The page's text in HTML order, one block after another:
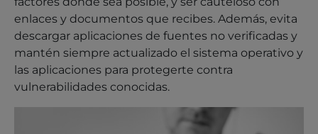
enlaces y documentos que recibes. Además, evita
descargar aplicaciones de fuentes no verificadas y
mantén siempre actualizado el sistema operativo y
las aplicaciones para protegerte contra
vulnerabilidades conocidas.